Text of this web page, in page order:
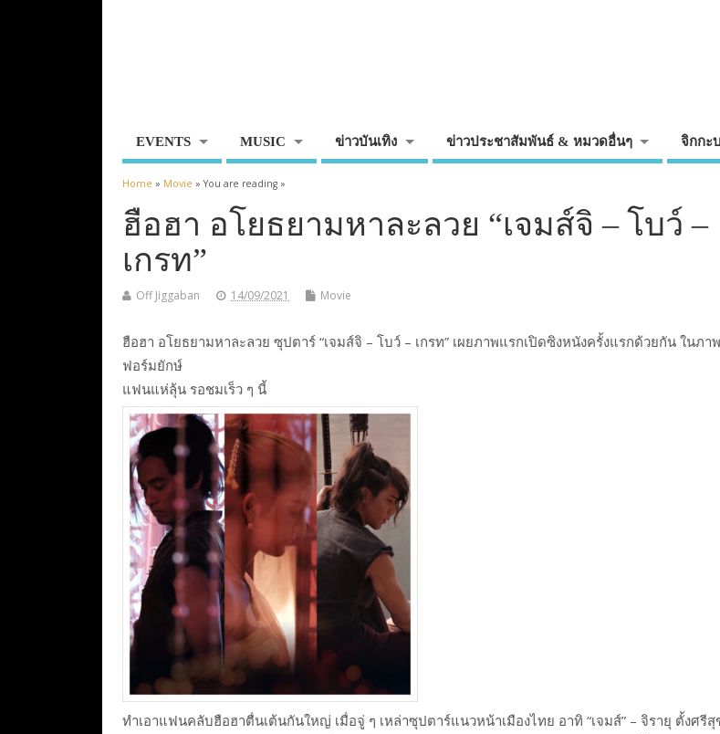
EVENTS MUSIC ข่าวบันเทิง ข่าวประชาสัมพันธ์ & หมวดอื่นๆ จิกกะ
Home » Movie » You are reading »
ฮือฮา อโยธยามหาละลวย “เจมส์จิ – โบว์ –
เกรท”
Off Jiggaban 14/09/2021 Movie
ฮือฮา อโยธยามหาละลวย ซุปตาร์ “เจมส์จิ – โบว์ – เกรท” เผยภาพแรกเปิดซิงหนังครั้งแรกด้วยกัน ในภา
ฟอร์มยักษ์
แฟนแห่ลุ้น รอชมเร็ว ๆ นี้
ทำเอาแฟนคลับฮือฮาตื่นเต้นกันใหญ่ เมื่อจู่ ๆ เหล่าซุปตาร์แนวหน้าเมืองไทย อาทิ “เจมส์” – จิรายุ ตั้งศรีสุ